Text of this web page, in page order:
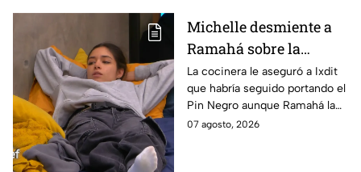
Michelle desmiente a
Ramahá sobre la
designación del Pin
Negro a un integrante
de las "Divas" en
MasterChef 24/7
La cocinera le aseguró a Ixdit
que habría seguido portando el
Pin Negro aunque Ramahá la
hubiera subido al balcón
07 agosto, 2026